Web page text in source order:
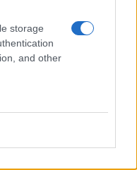
storage
and other
Vizsla
fue presentado
“colegas”, un
en la
gobierno de Sinaloa